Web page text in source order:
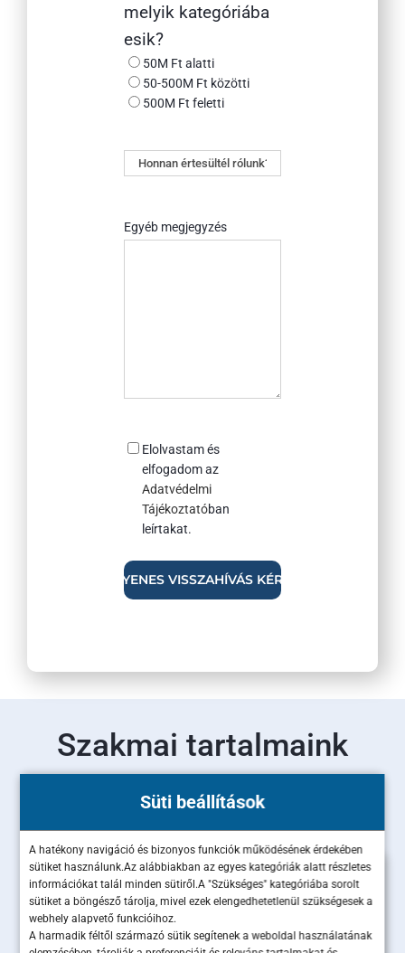
Süti beállítások
A hatékony navigáció és bizonyos funkciók működésének érdekében
sütiket használunk.Az alábbiakban az egyes kategóriák alatt részletes
információkat talál minden sütiről.A "Szükséges" kategóriába sorolt
sütiket a böngésző tárolja, mivel ezek elengedhetetlenül szükségesek a
webhely alapvető funkcióihoz.
A harmadik féltől származó sütik segítenek a weboldal használatának
melyik kategóriába
esik?
50M Ft alatti
50-500M Ft közötti
500M Ft feletti
Honnan
értesültél
Egyéb megjegyzés
Consent
Elolvastam és
elfogadom az
Adatvédelmi
Tájékoztatóban
leírtakat.
Szakmai tartalmaink
Olvass bele legújabb szakértői cikkeinkbe!